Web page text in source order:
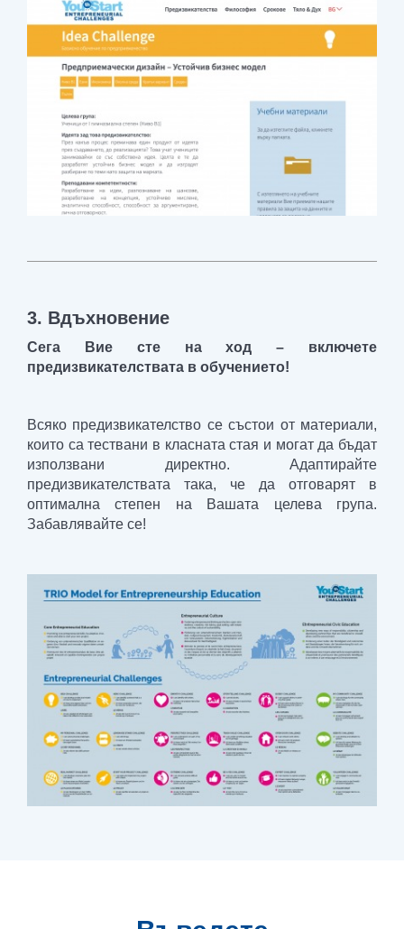
3. Вдъхновение
Сега Вие сте на ход – включете
предизвикателствата в обучението!
Всяко предизвикателство се състои от материали,
които са тествани в класната стая и могат да бъдат
използвани директно. Адаптирайте
предизвикателствата така, че да отговарят в
оптимална степен на Вашата целева група.
Забавлявайте се!